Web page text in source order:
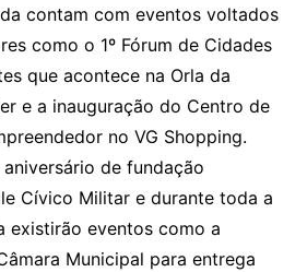
contam com eventos voltados
como o 1º Fórum de Cidades
que acontece na Orla da
e a inauguração do Centro de
no VG Shopping.
de fundação
Cívico Militar e durante toda a
existirão eventos como a
Municipal para entrega